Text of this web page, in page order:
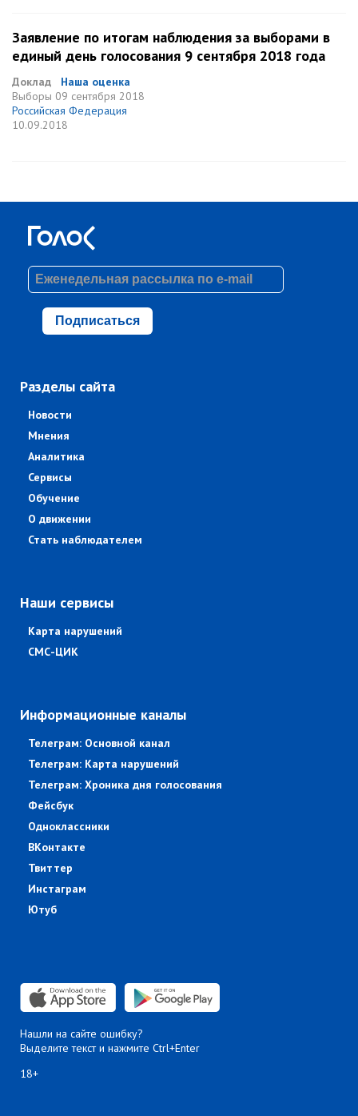
Заявление по итогам наблюдения за выборами в
единый день голосования 9 сентября 2018 года
Доклад
Наша оценка
Выборы 09 сентября 2018
Российская Федерация
10.09.2018
Подписаться
Разделы сайта
Новости
Мнения
Аналитика
Сервисы
Обучение
О движении
Стать наблюдателем
Наши сервисы
Карта нарушений
СМС-ЦИК
Информационные каналы
Телеграм: Основной канал
Телеграм: Карта нарушений
Телеграм: Хроника дня голосования
Фейсбук
Одноклассники
ВКонтакте
Твиттер
Инстаграм
Ютуб
Нашли на сайте ошибку?
Выделите текст и нажмите Ctrl+Enter
18+